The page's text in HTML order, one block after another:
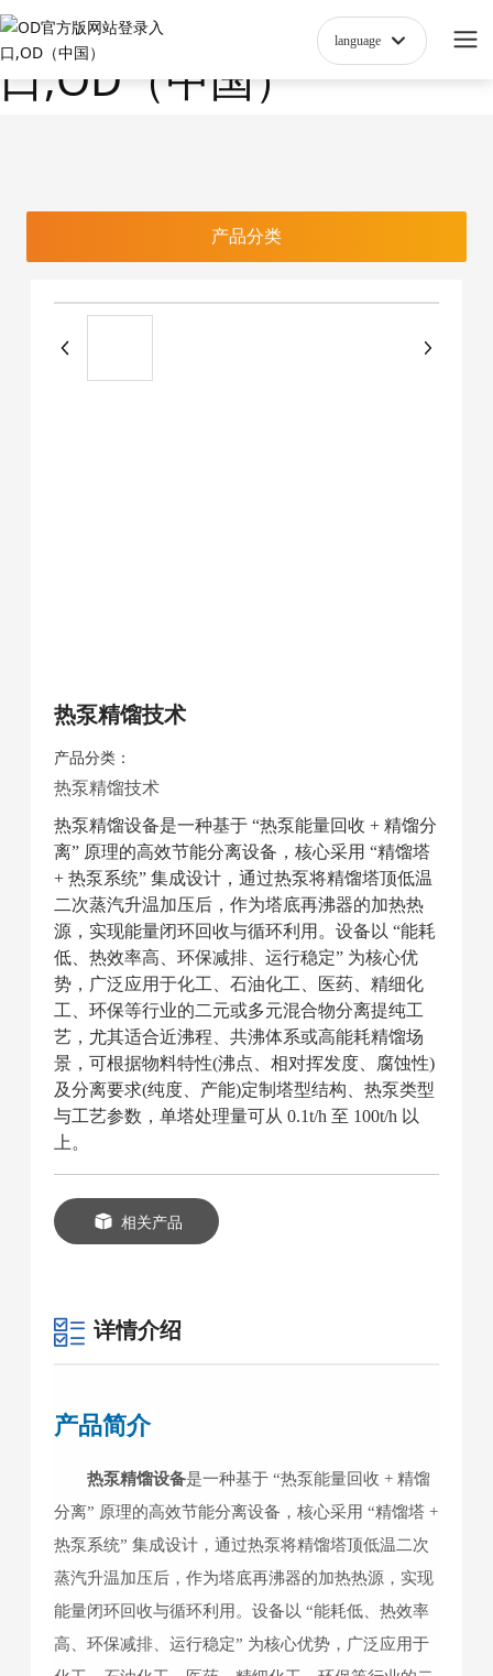
OD官方版网站登录入
口,OD（中国）
language
产品分类
热泵精馏技术
产品分类：
热泵精馏技术
热泵精馏设备是一种基于 “热泵能量回收 + 精馏分
离” 原理的高效节能分离设备，核心采用 “精馏塔
+ 热泵系统” 集成设计，通过热泵将精馏塔顶低温
二次蒸汽升温加压后，作为塔底再沸器的加热热
源，实现能量闭环回收与循环利用。设备以 “能耗
低、热效率高、环保减排、运行稳定” 为核心优
势，广泛应用于化工、石油化工、医药、精细化
工、环保等行业的二元或多元混合物分离提纯工
艺，尤其适合近沸程、共沸体系或高能耗精馏场
景，可根据物料特性(沸点、相对挥发度、腐蚀性)
及分离要求(纯度、产能)定制塔型结构、热泵类型
与工艺参数，单塔处理量可从 0.1t/h 至 100t/h 以
上。
相关产品
详情介绍
产品简介
热泵精馏设备是一种基于 “热泵能量回收 + 精馏
分离” 原理的高效节能分离设备，核心采用 “精馏塔 +
热泵系统” 集成设计，通过热泵将精馏塔顶低温二次
蒸汽升温加压后，作为塔底再沸器的加热热源，实现
能量闭环回收与循环利用。设备以 “能耗低、热效率
高、环保减排、运行稳定” 为核心优势，广泛应用于